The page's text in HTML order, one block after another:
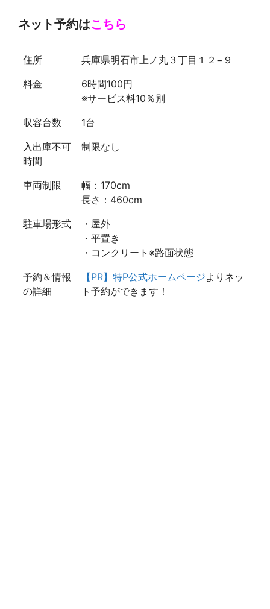
ネット予約はこちら
住所
兵庫県明石市上ノ丸３丁目１２−９
料金
6時間100円
※サービス料10％別
収容台数
1台
入出庫不可
時間
制限なし
車両制限
幅：170cm
長さ：460cm
駐車場形式
・屋外
・平置き
・コンクリート※路面状態
予約＆情報
の詳細
【PR】特P公式ホームページよりネッ
ト予約ができます！